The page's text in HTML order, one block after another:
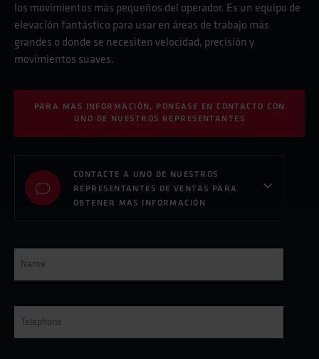
los movimientos más pequeños del operador. Es un equipo de
elevación fantástico para usar en áreas de trabajo más
grandes o donde se necesiten velocidad, precisión y
movimientos suaves.
PARA MÁS INFORMACIÓN, PONGASE EN CONTACTO CON
UNO DE NUESTROS REPRESENTANTES
CONTACTE A UNO DE NUESTROS
REPRESENTANTES DE VENTAS PARA
OBTENER MÁS INFORMACIÓN
Name *
Telephone *